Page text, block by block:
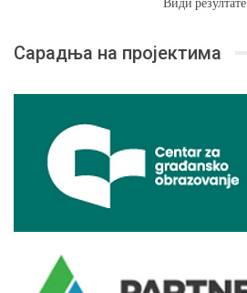
Сарадња на пројектима